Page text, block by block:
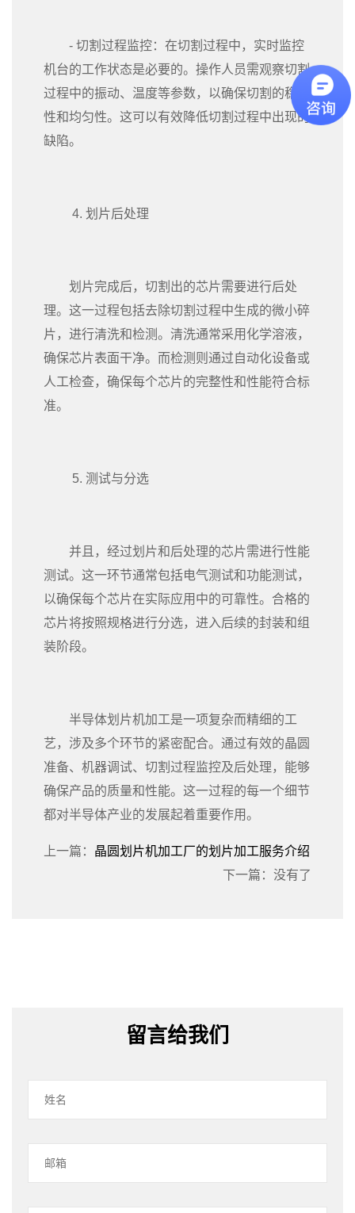
- 切割过程监控：在切割过程中，实时监控
机台的工作状态是必要的。操作人员需观察切割
过程中的振动、温度等参数，以确保切割的稳定
性和均匀性。这可以有效降低切割过程中出现的
缺陷。
4. 划片后处理
划片完成后，切割出的芯片需要进行后处
理。这一过程包括去除切割过程中生成的微小碎
片，进行清洗和检测。清洗通常采用化学溶液，
确保芯片表面干净。而检测则通过自动化设备或
人工检查，确保每个芯片的完整性和性能符合标
准。
5. 测试与分选
并且，经过划片和后处理的芯片需进行性能
测试。这一环节通常包括电气测试和功能测试，
以确保每个芯片在实际应用中的可靠性。合格的
芯片将按照规格进行分选，进入后续的封装和组
装阶段。
半导体划片机加工是一项复杂而精细的工
艺，涉及多个环节的紧密配合。通过有效的晶圆
准备、机器调试、切割过程监控及后处理，能够
确保产品的质量和性能。这一过程的每一个细节
都对半导体产业的发展起着重要作用。
上一篇： 晶圆划片机加工厂的划片加工服务介绍
下一篇：没有了
留言给我们